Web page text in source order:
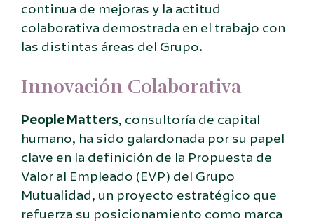
continua de mejoras y la actitud
colaborativa demostrada en el trabajo con
las distintas áreas del Grupo.
Innovación Colaborativa
People Matters, consultoría de capital
humano, ha sido galardonada por su papel
clave en la definición de la Propuesta de
Valor al Empleado (EVP) del Grupo
Mutualidad, un proyecto estratégico que
refuerza su posicionamiento como marca